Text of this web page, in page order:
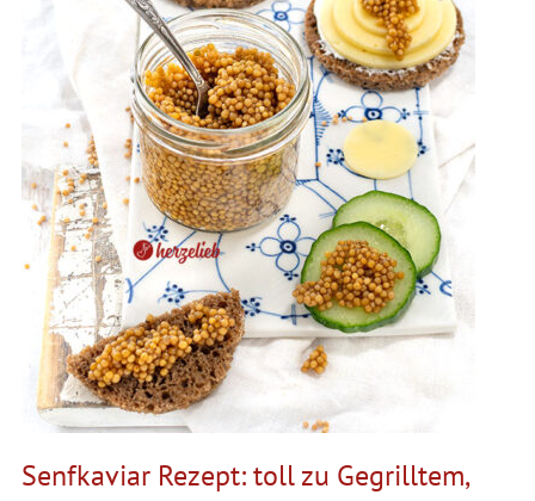
Senfkaviar Rezept: toll zu Gegrilltem,